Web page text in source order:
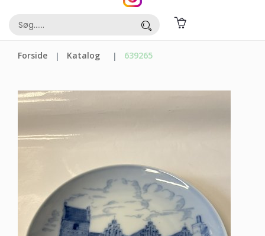
Forside Katalog 639265